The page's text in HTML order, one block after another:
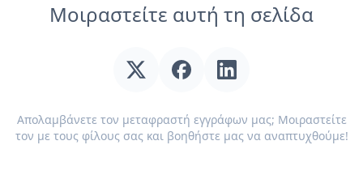
Μοιραστείτε αυτή τη σελίδα
Απολαμβάνετε τον μεταφραστή εγγράφων μας; Μοιραστείτε
τον με τους φίλους σας και βοηθήστε μας να αναπτυχθούμε!